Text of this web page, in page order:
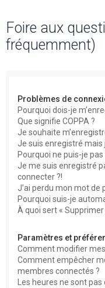
Foire aux
fréquemment)
Problèmes de
Pourquoi dois-je
Que signifie COPPA ?
Je souhaite
Je suis enregistré mais
Pourquoi ne puis-je
Je me suis enregistré
connecter ?!
J’ai perdu mon mot de
Pourquoi suis-je
À quoi sert « Supprimer
Paramètres et
Comment modifier
Comment empêcher
membres connectés ?
Les heures ne sont